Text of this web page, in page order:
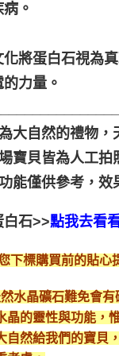
。
化將蛋白石視為
力量。
大自然的禮物
寶貝皆為人工
能僅供參考，
白石>>點我去看
下標購買前的貼心
水晶礦石難免會有
晶的靈性與功能，
自然給我們的寶貝